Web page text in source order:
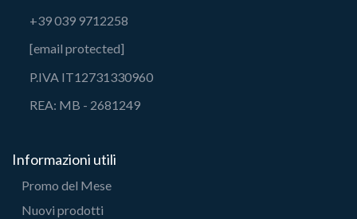
+39 039 9712258
[email protected]
P.IVA IT12731330960
REA: MB - 2681249
Informazioni utili
Promo del Mese
Nuovi prodotti